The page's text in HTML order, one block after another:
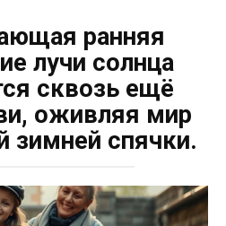
ранняя
лучи солнца
сквозь ещё
оживляя мир
зимней спячки.